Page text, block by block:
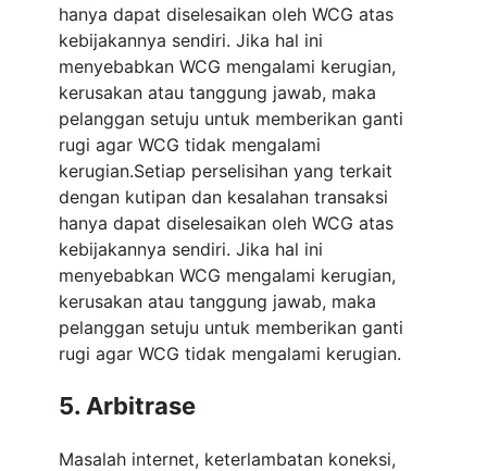
hanya dapat diselesaikan oleh WCG atas
kebijakannya sendiri. Jika hal ini
menyebabkan WCG mengalami kerugian,
kerusakan atau tanggung jawab, maka
pelanggan setuju untuk memberikan ganti
rugi agar WCG tidak mengalami
kerugian.Setiap perselisihan yang terkait
dengan kutipan dan kesalahan transaksi
hanya dapat diselesaikan oleh WCG atas
kebijakannya sendiri. Jika hal ini
menyebabkan WCG mengalami kerugian,
kerusakan atau tanggung jawab, maka
pelanggan setuju untuk memberikan ganti
rugi agar WCG tidak mengalami kerugian.
5. Arbitrase
Masalah internet, keterlambatan koneksi,